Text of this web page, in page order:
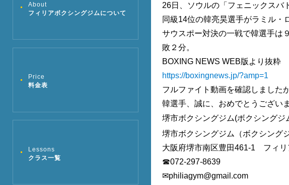
About
フィリアボクシングジムについて
Price
料金表
Lessons
クラス一覧
26日、ソウルの「フェニックスバ
同級14位の韓亮昊選手がラミル・
サウスポー対決の一戦で韓選手は
敗２分。
BOXING NEWS WEB版より抜粋
https://boxingnews.jp/?amp=1
フルファイト動画を確認しました
韓選手、誠に、おめでとうございま
堺市ボクシングジム(ボクシング
堺市ボクシングジム（ボクシング
大阪府堺市南区豊田461-1 フィリ
☎072-297-8639
✉︎philiagym@gmail.com